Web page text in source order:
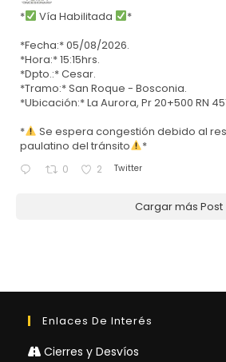
* Vía Habilitada
*
*Fecha:* 05/08/2026.
*Hora:* 15:15hrs.
*Dpto.:* Cesar.
*Tramo:* San Roque - Bosconia.
*Ubicación:* La Aurora, Pr 20+500 RN
*
Se espera congestión debido al
paulatino del tránsito
*
0 2 Twitter
Cargar más Post
Enlaces De Interés
Cierres y Desvíos